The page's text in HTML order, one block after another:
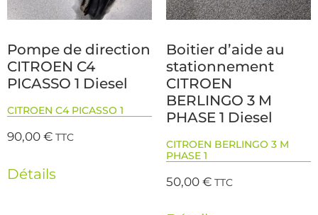
Pompe de direction
CITROEN C4
PICASSO 1 Diesel
CITROEN C4 PICASSO 1
90,00€ TTC
Détails
Boitier d’aide au
stationnement
CITROEN
BERLINGO 3 M
PHASE 1 Diesel
CITROEN BERLINGO 3 M
PHASE 1
50,00€ TTC